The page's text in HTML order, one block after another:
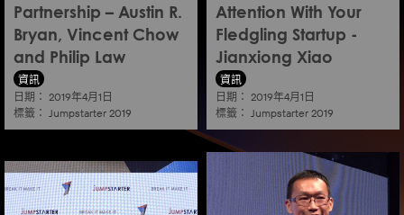
Partnership – Austin R.
Bryan, Vincent Chow
and Philip Law
資訊
日期： 2019年4月1日
標籤： Jumpstarter 2019
Attention With Your
Fledgling Startup -
Jianxiong Xiao
資訊
日期： 2019年4月1日
標籤： Jumpstarter 2019